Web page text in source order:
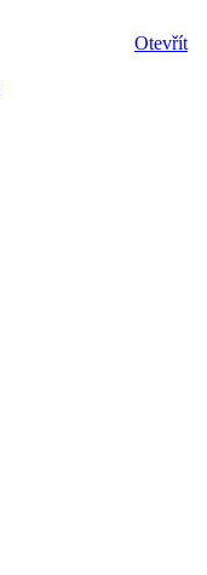
Otevřít